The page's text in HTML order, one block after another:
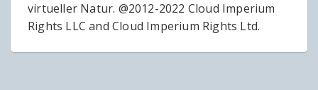
virtueller Natur. @2012-2022 Cloud Imperium
Rights LLC and Cloud Imperium Rights Ltd.